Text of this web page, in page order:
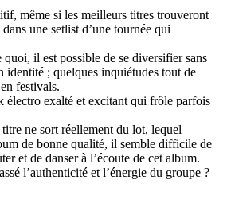
même si les meilleurs titres trouveront
une setlist d’une tournée qui
il est possible de se diversifier sans
identité ; quelques inquiétudes tout de
festivals.
électro exalté et excitant qui frôle parfois
ne sort réellement du lot, lequel
de bonne qualité, il semble difficile de
et de danser à l’écoute de cet album.
l’authenticité et l’énergie du groupe ?